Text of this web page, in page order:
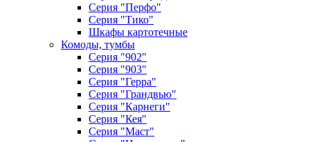
Серия "Перфо"
Серия "Тико"
Шкафы картотечные
Комоды, тумбы
Серия "902"
Серия "903"
Серия "Герра"
Серия "Грандвью"
Серия "Карнеги"
Серия "Кея"
Серия "Маст"